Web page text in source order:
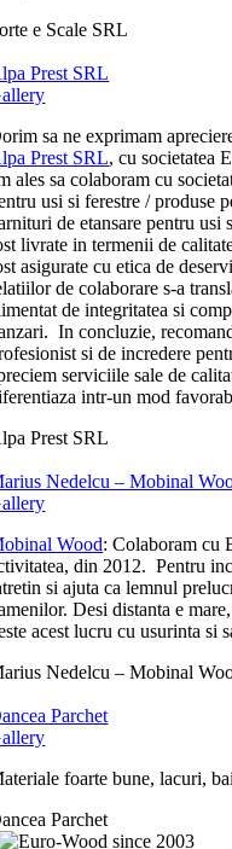
e Scale SRL
Prest SRL
sa ne exprimam
Prest SRL, cu societatea
ales sa colaboram cu
usi si ferestre / produse
de etansare pentru usi
livrate in termenii de
asigurate cu etica de
de colaborare s-a
de integritatea si
In concluzie,
si de incredere
serviciile sale de
intr-un mod
Prest SRL
Nedelcu – Mobinal
Wood: Colaboram cu
din 2012. Pentru
si ajuta ca lemnul
Desi distanta e
acest lucru cu usurinta si
Nedelcu – Mobinal
Parchet
foarte bune, lacuri,
Parchet